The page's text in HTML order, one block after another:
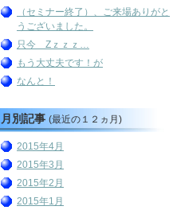
（セミナー終了）、ご来場ありがと
うございました。
只今 Zｚｚｚ…
もう大丈夫です！が
なんと！
月別記事 (最近の１２ヵ月)
2015年4月
2015年3月
2015年2月
2015年1月